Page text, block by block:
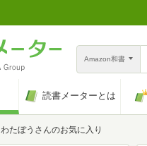
Amazon和書
読書メーターとは
わたぼうさんのお気に入り